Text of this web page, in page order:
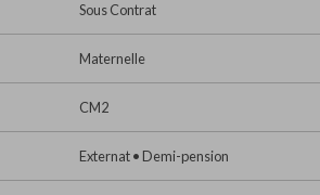
Sous Contrat
Maternelle
CM2
Externat • Demi-pension